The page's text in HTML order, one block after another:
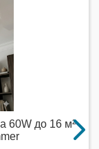
60W до 16 м²